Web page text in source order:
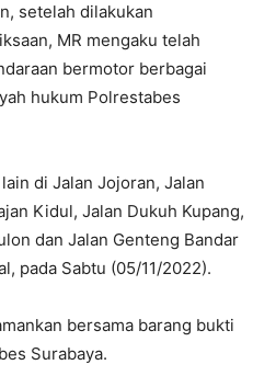
setelah dilakukan
MR mengaku telah
bermotor berbagai
hukum Polrestabes
di Jalan Jojoran, Jalan
Kidul, Jalan Dukuh Kupang,
dan Jalan Genteng Bandar
pada Sabtu (05/11/2022).
bersama barang bukti
Surabaya.